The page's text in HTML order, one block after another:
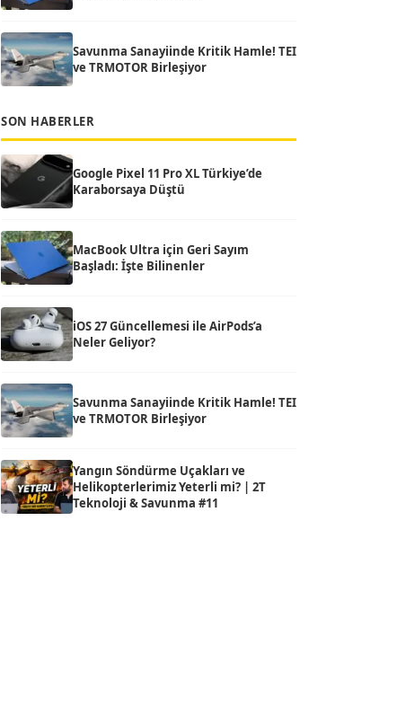
Savunma Sanayiinde Kritik Hamle! TEI
ve TRMOTOR Birleşiyor
SON HABERLER
Google Pixel 11 Pro XL Türkiye’de
Karaborsaya Düştü
MacBook Ultra için Geri Sayım
Başladı: İşte Bilinenler
iOS 27 Güncellemesi ile AirPods’a
Neler Geliyor?
Savunma Sanayiinde Kritik Hamle! TEI
ve TRMOTOR Birleşiyor
Yangın Söndürme Uçakları ve
Helikopterlerimiz Yeterli mi? | 2T
Teknoloji & Savunma #11